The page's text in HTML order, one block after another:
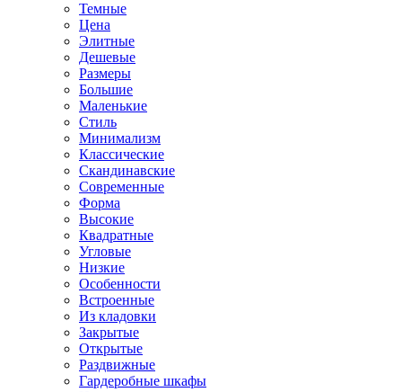
Темные
Цена
Элитные
Дешевые
Размеры
Большие
Маленькие
Стиль
Минимализм
Классические
Скандинавские
Современные
Форма
Высокие
Квадратные
Угловые
Низкие
Особенности
Встроенные
Из кладовки
Закрытые
Открытые
Раздвижные
Гардеробные шкафы